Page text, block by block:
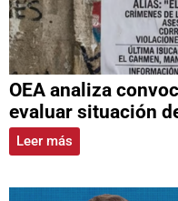
OEA analiza
evaluar situación
Leer más